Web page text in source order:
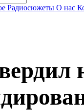
Радиосюжеты О нас